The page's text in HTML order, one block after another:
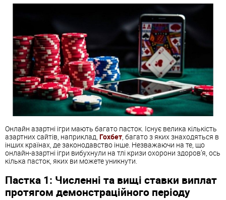
Онлайн азартні ігри мають багато пасток. Існує велика кількість
азартних сайтів, наприклад, Гохбет, багато з яких знаходяться в
інших країнах, де законодавство інше. Незважаючи на те, що
онлайн-азартні ігри вибухнули на тлі кризи охорони здоров’я, ось
кілька пасток, яких ви можете уникнути.
Пастка 1: Численні та вищі ставки виплат
протягом демонстраційного періоду